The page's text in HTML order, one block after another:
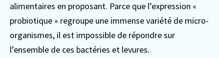
alimentaires en proposant. Parce que l’expression «
probiotique » regroupe une immense variété de micro-
organismes, il est impossible de répondre sur
l’ensemble de ces bactéries et levures.